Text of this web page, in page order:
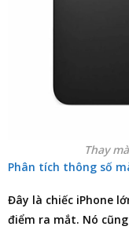
Thay
Phân tích thông số
Đây là chiếc iPhone
điểm ra mắt. Nó